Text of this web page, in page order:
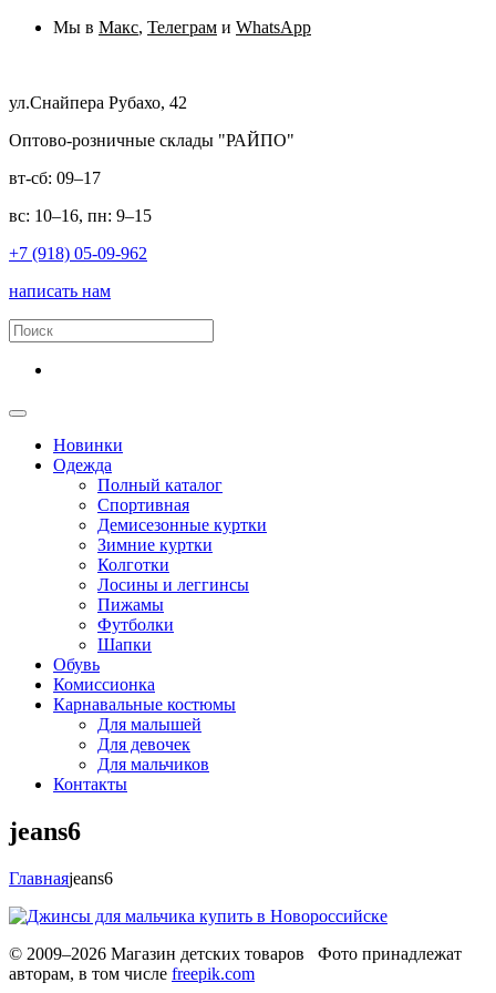
Мы в Макс, Телеграм и WhatsApp
ул.Снайпера Рубахо, 42
Оптово-розничные склады "РАЙПО"
вт-сб: 09–17
вс: 10–16, пн: 9–15
+7 (918) 05-09-962
написать нам
Новинки
Одежда
Полный каталог
Спортивная
Демисезонные куртки
Зимние куртки
Колготки
Лосины и леггинсы
Пижамы
Футболки
Шапки
Обувь
Комиссионка
Карнавальные костюмы
Для малышей
Для девочек
Для мальчиков
Контакты
jeans6
Главнаяjeans6
© 2009–2026 Магазин детских товаров Фото принадлежат
авторам, в том числе freepik.com